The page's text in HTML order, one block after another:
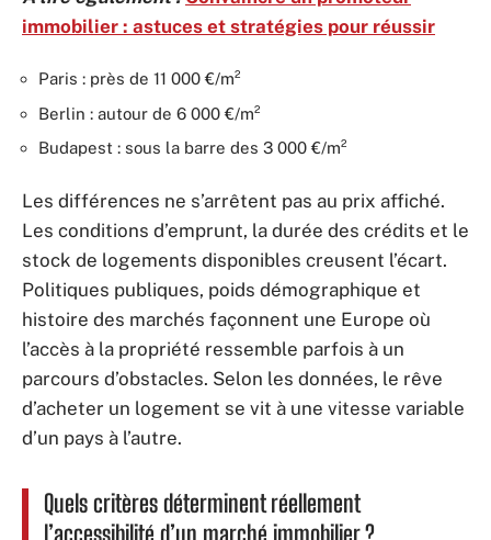
immobilier : astuces et stratégies pour réussir
Paris : près de 11 000 €/m²
Berlin : autour de 6 000 €/m²
Budapest : sous la barre des 3 000 €/m²
Les différences ne s’arrêtent pas au prix affiché.
Les conditions d’emprunt, la durée des crédits et le
stock de logements disponibles creusent l’écart.
Politiques publiques, poids démographique et
histoire des marchés façonnent une Europe où
l’accès à la propriété ressemble parfois à un
parcours d’obstacles. Selon les données, le rêve
d’acheter un logement se vit à une vitesse variable
d’un pays à l’autre.
Quels critères déterminent réellement
l’accessibilité d’un marché immobilier ?